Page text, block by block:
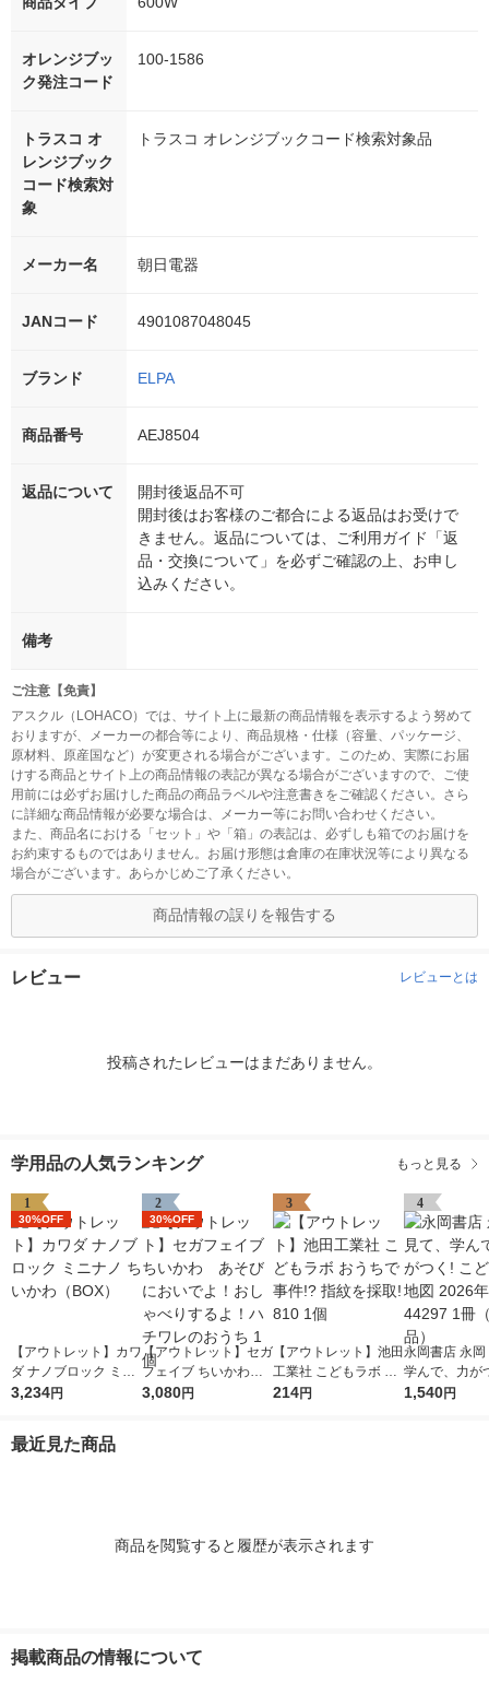
オレンジブッ
ク発注コード
100-1586
トラスコ オ
レンジブック
コード検索対
象
トラスコ オレンジブックコード検索対象品
メーカー名 朝日電器
JANコード 4901087048045
ブランド ELPA
商品番号 AEJ8504
返品について
開封後返品不可
開封後はお客様のご都合による返品はお受けで
きません。返品については、ご利用ガイド「返
品・交換について」を必ずご確認の上、お申し
込みください。
備考
ご注意【免責】
アスクル（LOHACO）では、サイト上に最新の商品情報を表示するよう努めて
おりますが、メーカーの都合等により、商品規格・仕様（容量、パッケージ、
原材料、原産国など）が変更される場合がございます。このため、実際にお届
けする商品とサイト上の商品情報の表記が異なる場合がございますので、ご使
用前には必ずお届けした商品の商品ラベルや注意書きをご確認ください。さら
に詳細な商品情報が必要な場合は、メーカー等にお問い合わせください。
また、商品名における「セット」や「箱」の表記は、必ずしも箱でのお届けを
お約束するものではありません。お届け形態は倉庫の在庫状況等により異なる
場合がございます。あらかじめご了承ください。
商品情報の誤りを報告する
レビュー レビューとは
投稿されたレビューはまだありません。
学用品の人気ランキング もっと見る
1
30%OFF
【アウトレット】カワ
ダ ナノブロック ミニ
ナノ ちいかわ（BO
3,234円
2
30%OFF
【アウトレット】セガ
フェイブ ちいかわ
あそびにおいでよ！お
3,080円
3
【アウトレット】池田
工業社 こどもラボ お
うちで事件!? 指紋を
214円
4
永岡書店 永岡
学んで、力が
ども日本地図
1,540円
最近見た商品
商品を閲覧すると履歴が表示されます
掲載商品の情報について